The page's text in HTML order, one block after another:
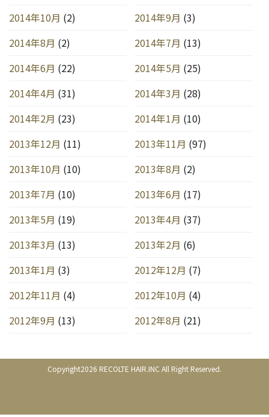
2014年10月 (2) 2014年9月 (3)
2014年8月 (2) 2014年7月 (13)
2014年6月 (22) 2014年5月 (25)
2014年4月 (31) 2014年3月 (28)
2014年2月 (23) 2014年1月 (10)
2013年12月 (11) 2013年11月 (97)
2013年10月 (10) 2013年8月 (2)
2013年7月 (10) 2013年6月 (17)
2013年5月 (19) 2013年4月 (37)
2013年3月 (13) 2013年2月 (6)
2013年1月 (3) 2012年12月 (7)
2012年11月 (4) 2012年10月 (4)
2012年9月 (13) 2012年8月 (21)
Copyright2026 RECOLTE HAIR.INC All Right Reserved.